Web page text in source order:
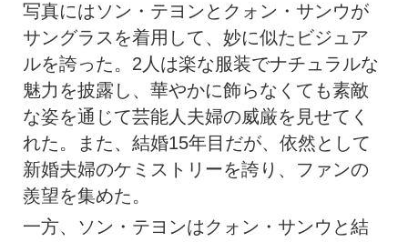
写真にはソン・テヨンとクォン・サンウが
サングラスを着用して、妙に似たビジュア
ルを誇った。2人は楽な服装でナチュラルな
魅力を披露し、華やかに飾らなくても素敵
な姿を通じて芸能人夫婦の威厳を見せてく
れた。また、結婚15年目だが、依然として
新婚夫婦のケミストリーを誇り、ファンの
羨望を集めた。
一方、ソン・テヨンはクォン・サンウと結